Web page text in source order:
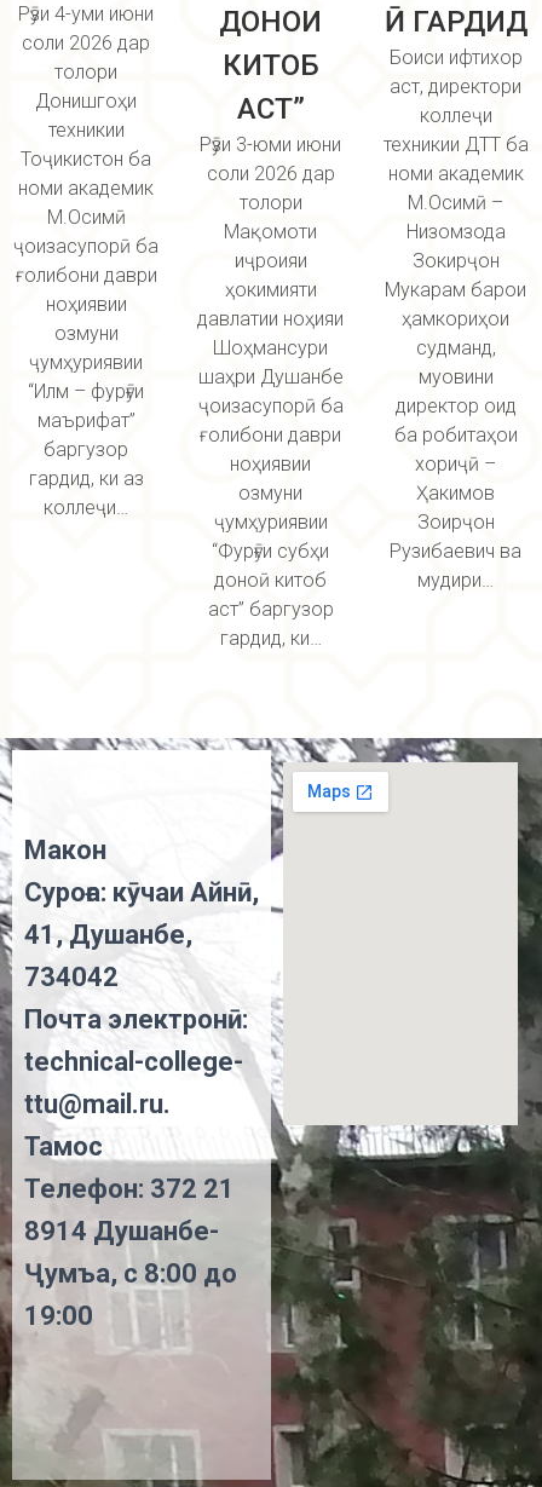
Рӯзи 4-уми июни
соли 2026 дар
толори
Донишгоҳи
техникии
Тоҷикистон ба
номи академик
М.Осимӣ
ҷоизасупорӣ ба
ғолибони даври
ноҳиявии
озмуни
ҷумҳуриявии
“Илм – фурӯғи
маърифат”
баргузор
гардид, ки аз
коллеҷи…
ДОНОИ
КИТОБ
АСТ”
Рӯзи 3-юми июни
соли 2026 дар
толори
Мақомоти
иҷроияи
ҳокимияти
давлатии ноҳияи
Шоҳмансури
шаҳри Душанбе
ҷоизасупорӣ ба
ғолибони даври
ноҳиявии
озмуни
ҷумҳуриявии
“Фурӯғи субҳи
доноӣ китоб
аст” баргузор
гардид, ки…
Ӣ ГАРДИД
Боиси ифтихор
аст, директори
коллеҷи
техникии ДТТ ба
номи академик
М.Осимӣ –
Низомзода
Зокирҷон
Мукарам барои
ҳамкориҳои
судманд,
муовини
директор оид
ба робитаҳои
хориҷӣ –
Ҳакимов
Зоирҷон
Рузибаевич ва
мудири…
Макон
Суроға: кӯчаи Айнӣ,
41, Душанбе,
734042
Почта электронӣ:
technical-college-
ttu@mail.ru.
Тамос
Телефон: 372 21
8914 Душанбе-
Ҷумъа, с 8:00 до
19:00